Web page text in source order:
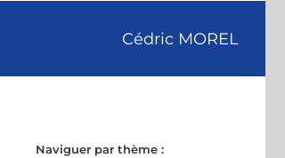
Cédric MOREL
Naviguer par thème :